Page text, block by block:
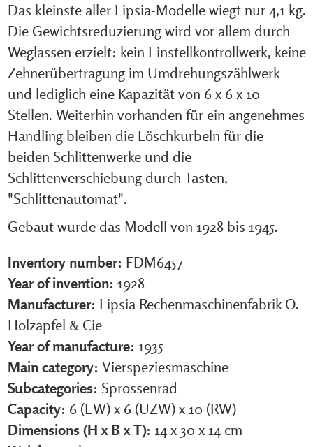
Das kleinste aller Lipsia-Modelle wiegt nur 4,1 kg.
Die Gewichtsreduzierung wird vor allem durch
Weglassen erzielt: kein Einstellkontrollwerk, keine
Zehnerübertragung im Umdrehungszählwerk
und lediglich eine Kapazität von 6 x 6 x 10
Stellen. Weiterhin vorhanden für ein angenehmes
Handling bleiben die Löschkurbeln für die
beiden Schlittenwerke und die
Schlittenverschiebung durch Tasten,
"Schlittenautomat".
Gebaut wurde das Modell von 1928 bis 1945.
Inventory number: FDM6457
Year of invention: 1928
Manufacturer: Lipsia Rechenmaschinenfabrik O.
Holzapfel & Cie
Year of manufacture: 1935
Main category: Vierspeziesmaschine
Subcategories: Sprossenrad
Capacity: 6 (EW) x 6 (UZW) x 10 (RW)
Dimensions (H x B x T): 14 x 30 x 14 cm